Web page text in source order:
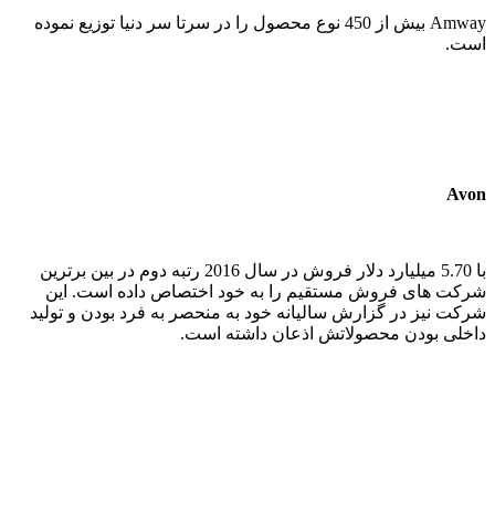
Amway
بیش از 450 نوع محصول را در سرتا سر دنیا توزیع نموده
است.
Avon
با 5.70 میلیارد دلار فروش در سال 2016 رتبه دوم در بین برترین
شرکت های فروش مستقیم را به خود اختصاص داده است. این
شرکت نیز در گزارش سالیانه خود به منحصر به فرد بودن و تولید
داخلی بودن محصولاتش اذعان داشته است.